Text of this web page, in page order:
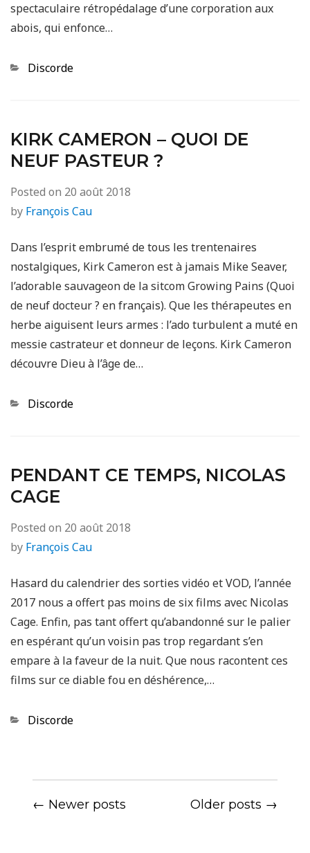
spectaculaire rétropédalage d’une corporation aux
abois, qui enfonce…
Categories
Discorde
KIRK CAMERON – QUOI DE
NEUF PASTEUR ?
Posted on 20 août 2018
by François Cau
Dans l’esprit embrumé de tous les trentenaires
nostalgiques, Kirk Cameron est à jamais Mike Seaver,
l’adorable sauvageon de la sitcom Growing Pains (Quoi
de neuf docteur ? en français). Que les thérapeutes en
herbe aiguisent leurs armes : l’ado turbulent a muté en
messie castrateur et donneur de leçons. Kirk Cameron
découvre Dieu à l’âge de…
Categories
Discorde
PENDANT CE TEMPS, NICOLAS
CAGE
Posted on 20 août 2018
by François Cau
Hasard du calendrier des sorties vidéo et VOD, l’année
2017 nous a offert pas moins de six films avec Nicolas
Cage. Enfin, pas tant offert qu’abandonné sur le palier
en espérant qu’un voisin pas trop regardant s’en
empare à la faveur de la nuit. Que nous racontent ces
films sur ce diable fou en déshérence,…
Categories
Discorde
← Newer posts Older posts →